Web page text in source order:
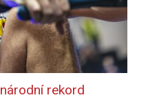
rekord